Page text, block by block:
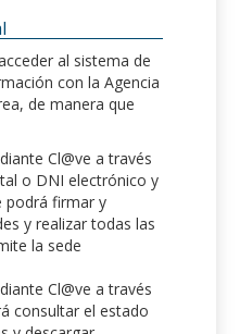
al sistema de
con la Agencia
de manera que
Cl@ve a través
o DNI electrónico y
podrá firmar y
y realizar todas las
la sede
Cl@ve a través
consultar el estado